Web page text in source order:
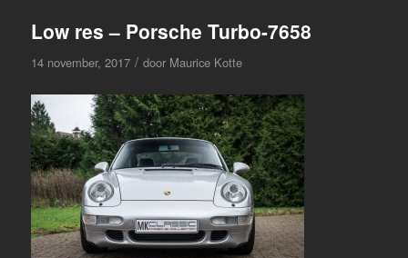
Low res – Porsche Turbo-7658
14 november, 2017 / door Maurice Kotte